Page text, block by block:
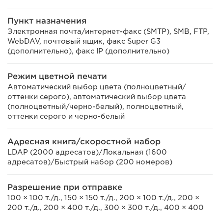
Пункт назначения
Электронная почта/интернет-факс (SMTP), SMB, FTP,
WebDAV, почтовый ящик, факс Super G3
(дополнительно), факс IP (дополнительно)
Режим цветной печати
Автоматический выбор цвета (полноцветный/
оттенки серого), автоматический выбор цвета
(полноцветный/черно-белый), полноцветный,
оттенки серого и черно-белый
Адресная книга/скоростной набор
LDAP (2000 адресатов)/Локальная (1600
адресатов)/Быстрый набор (200 номеров)
Разрешение при отправке
100 × 100 т./д., 150 × 150 т./д., 200 × 100 т./д., 200 ×
200 т./д., 200 × 400 т./д., 300 × 300 т./д., 400 × 400